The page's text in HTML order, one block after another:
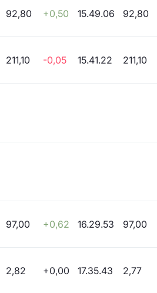
92,80 +0,50 15.49.06 92,80
211,10 -0,05 15.41.22 211,10
97,00 +0,62 16.29.53 97,00
2,82 +0,00 17.35.43 2,77